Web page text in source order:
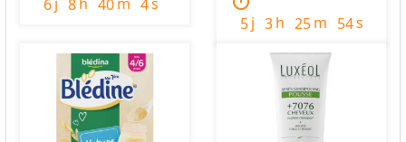
6 8 40 3
5j 3h 25m 53s